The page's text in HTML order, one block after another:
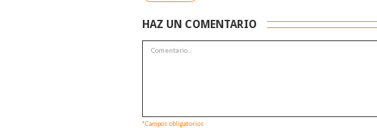
HAZ UN COMENTARIO
*Campos obligatorios